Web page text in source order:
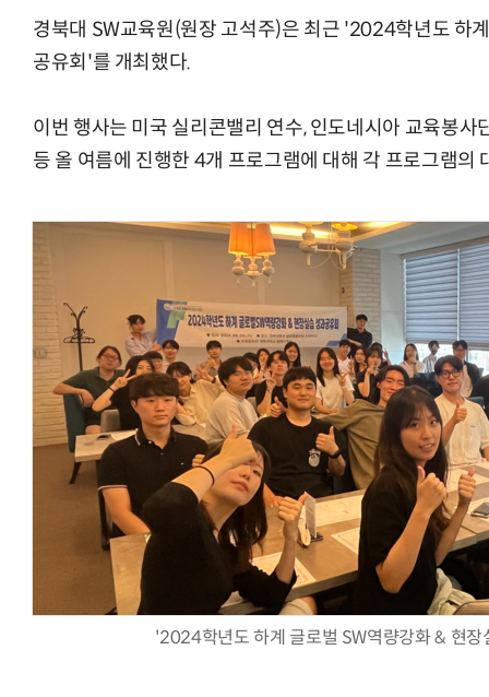
경북대 SW교육원(원장 고석주)은 최근 '2024학년도 하
공유회'를 개최했다.
이번 행사는 미국 실리콘밸리 연수, 인도네시아 교육봉사
등 올 여름에 진행한 4개 프로그램에 대해 각 프로그램의
'2024학년도 하계 글로벌 SW역량강화 & 현
AI × Design : UX 디자이너의 5가지 생존 전략과 실전 대응